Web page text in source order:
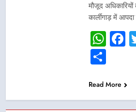
मौजूद अधिकारियों
कार्लीगाड़ में
Read More